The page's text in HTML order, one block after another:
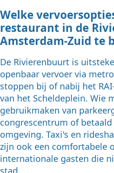
Welke
restaurant in de
Amsterdam-Zuid te
De Rivierenbuurt is
openbaar vervoer via
stoppen bij of nabij het
van het Scheldeplein. Wie
gebruikmaken van
congrescentrum of
omgeving. Taxi's en
zijn ook een comfortabele
internationale gasten die
stad.